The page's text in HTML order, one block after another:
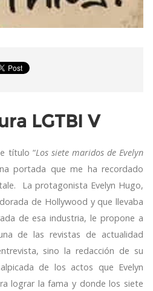
LGTBI V
título “Los siete maridos de Evelyn
portada que me ha recordado
La protagonista Evelyn Hugo,
de Hollywood y que llevaba
de esa industria, le propone a
de las revistas de actualidad
sino la redacción de su
de los actos que Evelyn
lograr la fama y donde los siete